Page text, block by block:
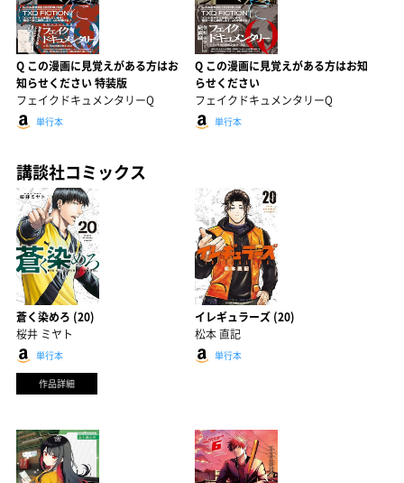
Q この漫画に見覚えがある方はお
知らせください 特装版
フェイクドキュメンタリーQ
単行本
Q この漫画に見覚えがある方はお知
らせください
フェイクドキュメンタリーQ
単行本
講談社コミックス
蒼く染めろ (20)
桜井 ミヤト
単行本
作品詳細
イレギュラーズ (20)
松本 直記
単行本